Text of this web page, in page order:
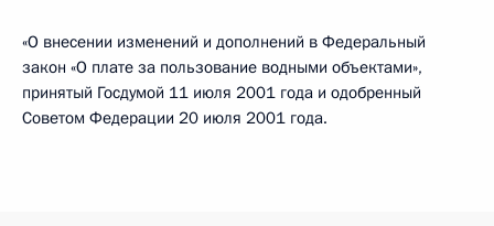
«О внесении изменений и дополнений в Федеральный
закон «О плате за пользование водными объектами»,
принятый Госдумой 11 июля 2001 года и одобренный
Советом Федерации 20 июля 2001 года.